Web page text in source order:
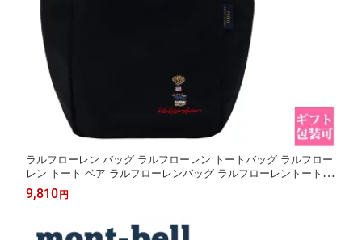
ラルフローレン バッグ ラルフローレン トートバッグ ラルフロー
レン トート ベア ラルフローレンバッグ ラルフローレントートバ
ッグ ラルフローレン ポロベア トートバッグ ポロ ラルフローレン
POLO RALPH LAUREN バッグ ラルフローレン トート バッグ 保
9,810 円